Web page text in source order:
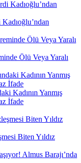
Ölü Veya Yaralı
Kadının Yanmış
İfade
Biten Yıldız